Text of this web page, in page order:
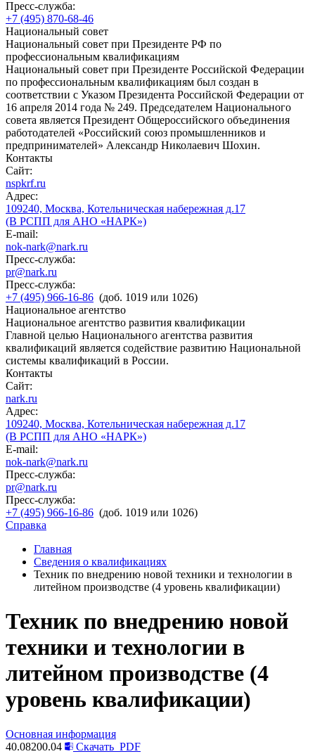
Пресс-служба:
+7 (495) 870-68-46
Национальный совет
Национальный совет при Президенте РФ по
профессиональным квалификациям
Национальный совет при Президенте Российской Федерации
по профессиональным квалификациям был создан в
соответствии с Указом Президента Российской Федерации от
16 апреля 2014 года № 249. Председателем Национального
совета является Президент Общероссийского объединения
работодателей «Российский союз промышленников и
предпринимателей» Александр Николаевич Шохин.
Контакты
Сайт:
nspkrf.ru
Адрес:
109240, Москва, Котельническая набережная д.17
(В РСПП для АНО «НАРК»)
E-mail:
nok-nark@nark.ru
Пресс-служба:
pr@nark.ru
Пресс-служба:
+7 (495) 966-16-86 (доб. 1019 или 1026)
Национальное агентство
Национальное агентство развития квалификации
Главной целью Национального агентства развития
квалификаций является содействие развитию Национальной
системы квалификаций в России.
Контакты
Сайт:
nark.ru
Адрес:
109240, Москва, Котельническая набережная д.17
(В РСПП для АНО «НАРК»)
E-mail:
nok-nark@nark.ru
Пресс-служба:
pr@nark.ru
Пресс-служба:
+7 (495) 966-16-86 (доб. 1019 или 1026)
Справка
Главная
Сведения о квалификациях
Техник по внедрению новой техники и технологии в
литейном производстве (4 уровень квалификации)
Техник по внедрению новой
техники и технологии в
литейном производстве (4
уровень квалификации)
Основная информация
40.08200.04
Скачать PDF